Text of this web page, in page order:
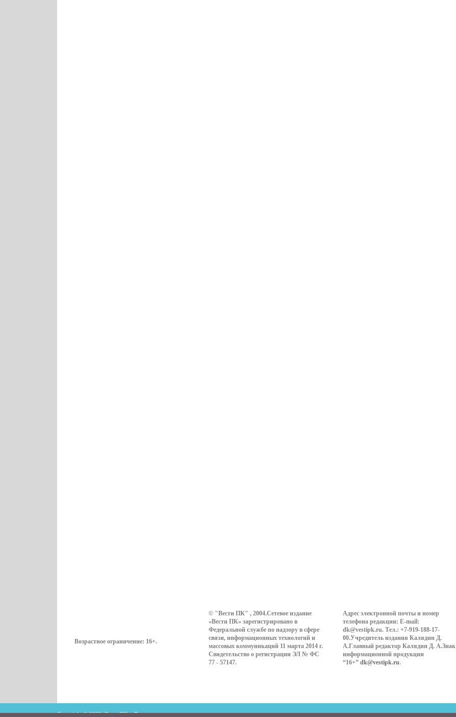
Возрастное ограничение: 16+.
© "Вести ПК" , 2004.Сетевое издание
«Вести ПК» зарегистрировано в
Федеральной службе по надзору в сфере
связи, информационных технологий и
массовых коммуникаций 11 марта 2014 г.
Свидетельство о регистрации ЭЛ № ФС
77 - 57147.
Адрес электронной почты и номер
телефона редакции: E-mail:
dk@vestipk.ru. Тел.: +7-919-188-17-
00.Учредитель издания Калядин Д.
А.Главный редактор Калядин Д. А.Знак
информационной продукции
“16+” dk@vestipk.ru.
Copyright © 2026. ВестиПК в Воронеже